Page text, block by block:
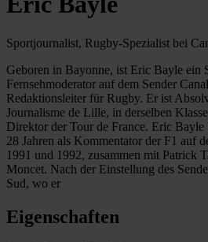
Sportjournalist, Rugby-Spezialist bei
Geboren in Bayonne, ist Eric Bayle ein
Fernsehmoderator auf dem Sender
Redaktionsleiter für Rugby. Er ist
Journalisme de Lille, in derselben
Direktor der Tour de France. Eric
28 Jahren als Kommentator der F1 auf
1991 und 1992, zusammen mit Patrick
Moncet. Nach der Einstellung des
Sud, wo er
Eigenschaften